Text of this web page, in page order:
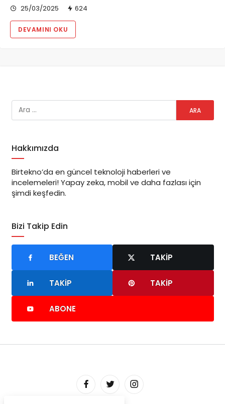
25/03/2025 624
DEVAMINI OKU
Hakkımızda
Birtekno’da en güncel teknoloji haberleri ve
incelemeleri! Yapay zeka, mobil ve daha fazlası için
şimdi keşfedin.
Bizi Takip Edin
BEĞEN TAKIP
TAKIP TAKIP
ABONE